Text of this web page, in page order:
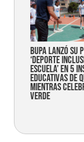
Bupa lanzó su
‘Deporte
Escuela’ en 5
educativas de
mientras
verde